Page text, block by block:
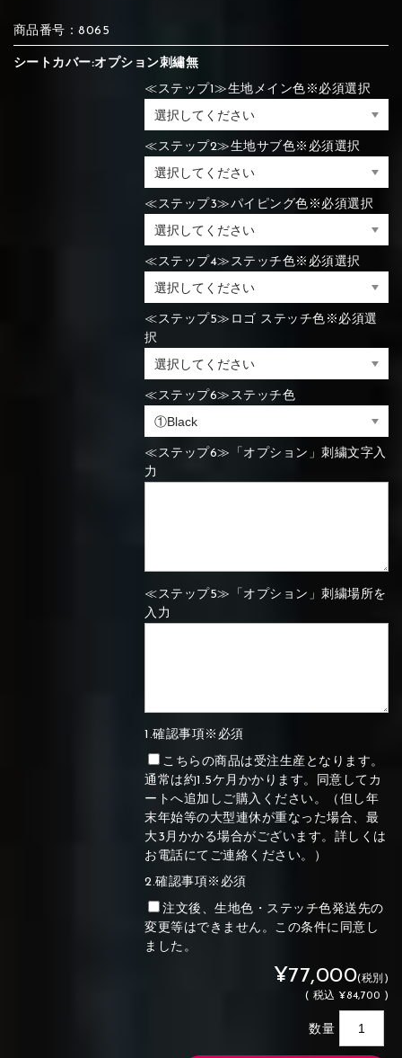
⑬Light gray ⑭Caramel ⑮Wine red
⑭Caramel
⑩White ⑪Black
⑭Caramel ⑮Wine red
⑪Blue ⑫Aqua blue
⑭Pink ⑮Rose pink
⑰Silver ⑱Green
⑳Purple ㉑Violet
⑪Blue ⑫Aqua blue
⑭Pink ⑮Rose pink
⑳Purple ㉑Violet
商品番号：8065
シートカバー:オプション刺繡無
≪ステップ1≫生地メイン色※必須選択
≪ステップ2≫生地サブ色※必須選択
≪ステップ3≫パイピング色※必須選択
≪ステップ4≫ステッチ色※必須選択
≪ステップ5≫ロゴ ステッチ色※必須選
択
≪ステップ6≫ステッチ色
≪ステップ6≫「オプション」刺繍文字入
力
≪ステップ5≫「オプション」刺繍場所を
入力
1.確認事項※必須
こちらの商品は受注生産となります。
通常は約1.5ケ月かかります。同意してカ
ートへ追加しご購入ください。（但し年
末年始等の大型連休が重なった場合、最
大3月かかる場合がございます。詳しくは
お電話にてご連絡ください。）
2.確認事項※必須
注文後、生地色・ステッチ色発送先の
変更等はできません。この条件に同意し
ました。
¥77,000(税別)
( 税込 ¥84,700 )
数量